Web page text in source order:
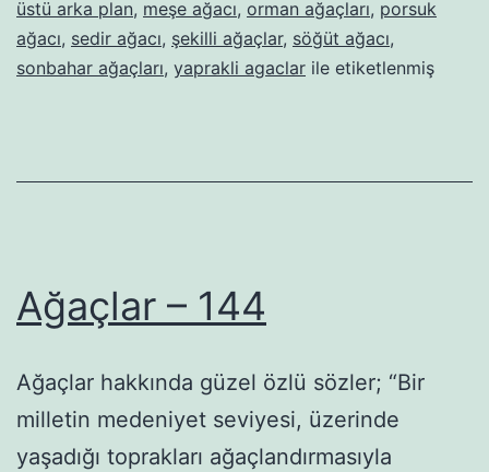
üstü arka plan, meşe ağacı, orman ağaçları, porsuk
ağacı, sedir ağacı, şekilli ağaçlar, söğüt ağacı,
sonbahar ağaçları, yaprakli agaclar ile etiketlenmiş
Ağaçlar – 144
Ağaçlar hakkında güzel özlü sözler; “Bir
milletin medeniyet seviyesi, üzerinde
yaşadığı toprakları ağaçlandırmasıyla